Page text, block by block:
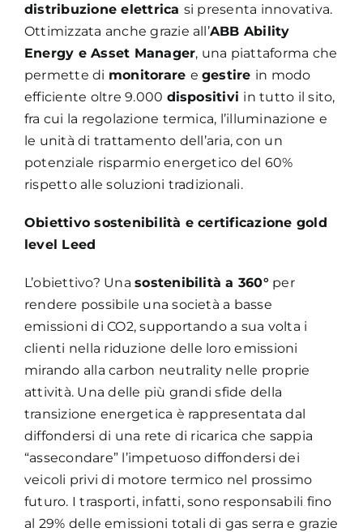
distribuzione elettrica si presenta innovativa.
Ottimizzata anche grazie all’ABB Ability
Energy e Asset Manager, una piattaforma che
permette di monitorare e gestire in modo
efficiente oltre 9.000 dispositivi in tutto il sito,
fra cui la regolazione termica, l’illuminazione e
le unità di trattamento dell’aria, con un
potenziale risparmio energetico del 60%
rispetto alle soluzioni tradizionali.
Obiettivo sostenibilità e certificazione gold
level Leed
L’obiettivo? Unasostenibilità a 360°per
rendere possibile una società a basse
emissioni di CO2, supportando a sua volta i
clienti nella riduzione delle loro emissioni
mirando alla carbon neutrality nelle proprie
attività. Una delle più grandi sfide della
transizione energetica è rappresentata dal
diffondersi di una rete di ricarica che sappia
“assecondare” l’impetuoso diffondersi dei
veicoli privi di motore termico nel prossimo
futuro. I trasporti, infatti, sono responsabili fino
al 29% delle emissioni totali di gas serra e grazie